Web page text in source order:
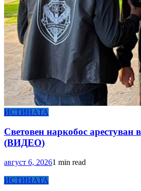
ИСТИНАТА
Световен наркобос арестуван
(ВИДЕО)
август 6, 20261 min read
ИСТИНАТА